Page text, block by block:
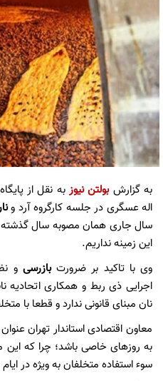
به گزارشبولتن نیوز به نقل از
اله عسگری در جلسه کارگروه آرد و
سال جاری همان مصوبه سال گذشته
این زمینه نداریم.
وی با تاکید بر ضرورتبازرسیو
اجرایی ذی ربط و همکاری اتحادیه
نان مبنای قانونی ندارد و قطعا با
معاون اقتصادی استاندار تهران
به روزهای خاصی باشد؛ چرا که
سوء استفاده متخلفان به ویژه در